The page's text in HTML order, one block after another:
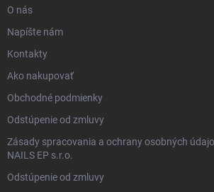
O nás
Napíšte nám
Kontakty
Ako nakupovať
Obchodné podmienky
Odstúpenie od zmluvy
Zásady spracovania a ochrany osobných
NAILS EP s.r.o.
Odstúpenie od zmluvy